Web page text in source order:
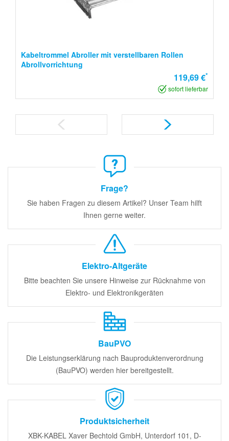
Kabeltrommel Abroller mit verstellbaren Rollen
Abrollvorrichtung
119,69 €*
sofort lieferbar
Frage?
Sie haben Fragen zu diesem Artikel? Unser Team hilft
Ihnen gerne weiter.
Elektro-Altgeräte
Bitte beachten Sie unsere Hinweise zur Rücknahme von
Elektro- und Elektronikgeräten
BauPVO
Die Leistungserklärung nach Bauproduktenverordnung
(BauPVO) werden hier bereitgestellt.
Produktsicherheit
XBK-KABEL Xaver Bechtold GmbH, Unterdorf 101, D-